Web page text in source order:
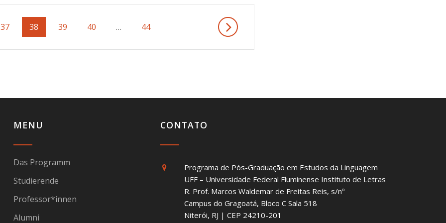
Page
37 Page
38 Page
39 Page
40 … Page
44
MENU
Das Programm
Studierende
Professor*innen
Alumni
CONTATO
Programa de Pós-Graduação em Estudos da Linguagem
UFF – Universidade Federal Fluminense Instituto de Letras
R. Prof. Marcos Waldemar de Freitas Reis, s/nº
Campus do Gragoatá, Bloco C Sala 518
Niterói, RJ | CEP 24210-201